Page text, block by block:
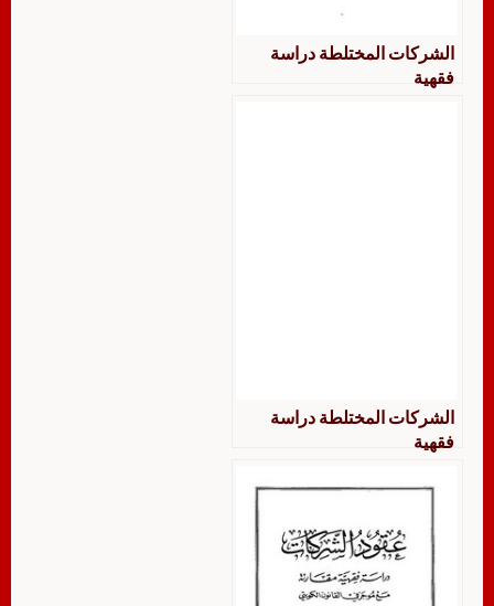
الشركات المختلطة دراسة
فقهية
الشركات المختلطة دراسة
فقهية